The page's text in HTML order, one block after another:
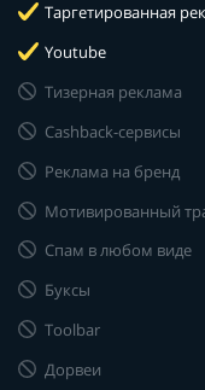
Таргетированная
Youtube
Тизерная реклама
Cashback-сервисы
Реклама на бренд
Мотивированный
Спам в любом виде
Буксы
Toolbar
Дорвеи